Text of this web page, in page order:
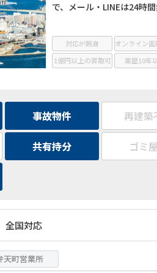
で、メール・LINEは24時
事故物件 再建築
共有持分 ゴミ
天町営業所
全国対応
対応が親身 オンライン面
1億円以上の買取可
業歴10年